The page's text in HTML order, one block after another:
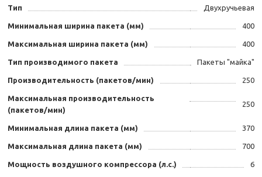
Тип Двухручьевая
Минимальная ширина пакета (мм) 400
Максимальная ширина пакета (мм) 400
Тип производимого пакета Пакеты "майка"
Производительность (пакетов/мин) 250
Максимальная производительность
(пакетов/мин)
250
Минимальная длина пакета (мм) 370
Максимальная длина пакета (мм) 700
Мощность воздушного компрессора (л.с.) 6